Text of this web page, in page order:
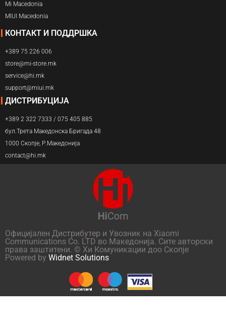
Mi Macedonia
MIUI Macedonia
КОНТАКТ И ПОДДРШКА
+389 75 226 006
store@mi-store.mk
service@hi.mk
support@miui.mk
ДИСТРИБУЦИЈА
+389 2 322 7333 / 075 405 885
бул.Трета Македонска Бригада 48
1000 Скопје, Р.Македонија
contact@hi.mk
Официјален Дистрибутер и Увозник на Xiaomi
Communications Co. LTD во Македонија. Сите авторски
права заштитени. © Хи Комуникации доо Скопје
Powered by Widnet Solutions